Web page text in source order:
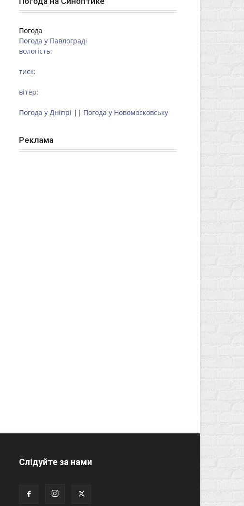
Погода
Погода у Павлограді
вологість:
тиск:
вітер:
Погода у Дніпрі || Погода у Новомосковську
Реклама
Слідуйте за нами